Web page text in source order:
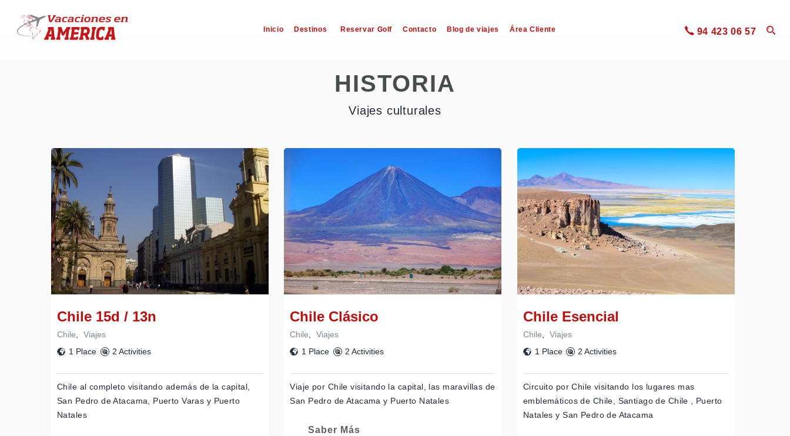
Inicio Destinos Reservar Golf Contacto Blog de viajes Área Cliente 94 423 06 57
HISTORIA
Viajes culturales
Chile 15d / 13n
Chile
Viajes
1 Place
2 Activities
Chile al completo visitando además de la capital,
San Pedro de Atacama, Puerto Varas y Puerto
Natales
Chile Clásico
Chile
Viajes
1 Place
2 Activities
Viaje por Chile visitando la capital, las maravillas de
San Pedro de Atacama y Puerto Natales
Saber Más
Chile Esencial
Chile
Viajes
1 Place
2 Activities
Circuito por Chile visitando los lugares mas
emblemáticos de Chile, Santiago de Chile , Puerto
Natales y San Pedro de Atacama